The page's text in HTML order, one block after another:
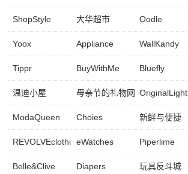
ShopStyle 大华超市 Oodle
Yoox Appliance WallKandy
Tippr BuyWithMe Bluefly
温迪小屋 母亲节的礼物网 OriginalLight
ModaQueen Choies 新鲜与便捷
REVOLVEclothingeWatches Piperlime
Belle&Clive Diapers 玩具反斗城